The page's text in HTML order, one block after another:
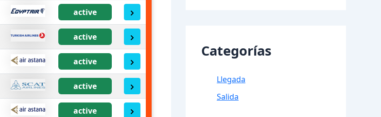
active
active
active
active
active
Categorías
Llegada
Salida